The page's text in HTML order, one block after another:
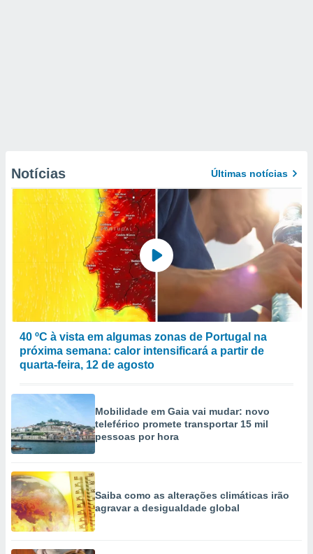
Notícias Últimas notícias
40 ºC à vista em algumas zonas de Portugal na
próxima semana: calor intensificará a partir de
quarta-feira, 12 de agosto
Mobilidade em Gaia vai mudar: novo
teleférico promete transportar 15 mil
pessoas por hora
Saiba como as alterações climáticas irão
agravar a desigualdade global